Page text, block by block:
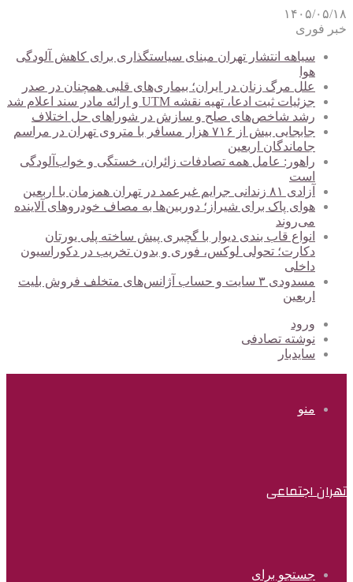
۱۴۰۵/۰۵/۱۸
خبر فوری
سیاهه انتشار تهران مبنای سیاستگذاری برای کاهش آلودگی
هوا
علل مرگ زنان در ایران؛ بیماری‌های قلبی همچنان در صدر
جزئیات ثبت ادعا، تهیه نقشه UTM و ارائه مادر سند اعلام شد
رشد شاخص‌های صلح و سازش در شوراهای حل اختلاف
جابجایی بیش از ۷۱۶ هزار مسافر با متروی تهران در مراسم
جاماندگان اربعین
راهور: عامل همه تصادفات زائران، خستگی و خواب‌آلودگی
است
آزادی ۸۱ زندانی جرایم غیرعمد در تهران همزمان با اربعین
هوای پاک برای شیراز؛ دوربین‌ها به مصاف خودروهای آلاینده
می‌روند
انواع قاب بندی دیوار با گچبری پیش ساخته پلی یورتان
دکارت؛ تحولی لوکس، فوری و بدون تخریب در دکوراسیون
داخلی
مسدودی ۳ سایت و حساب آژانس‌های متخلف فروش بلیت
اربعین
ورود
نوشته تصادفی
سایدبار
منو
تهران اجتماعی
جستجو برای